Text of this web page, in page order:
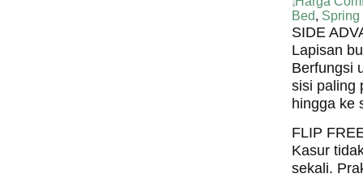
Bed, Spring
SIDE
Lapisan
Berfungsi
sisi paling
hingga ke
FLIP
Kasur
sekali.